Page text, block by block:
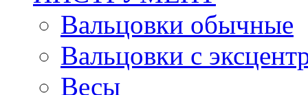
Вальцовки обычные
Вальцовки с
Весы